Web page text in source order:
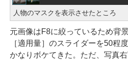
人物のマスクを表示させたところ
元画像はF8に絞っているため背
［適用量］のスライダーを50程
かなりボケてきた。ただ、写真